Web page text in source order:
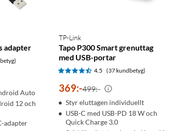
adapter
Auto
12 och
adapter
TP-Link
Tapo P300 Smart grenuttag
med USB-portar
4.5 (37 kundbetyg)
369:-499:-
Styr eluttagen individuellt
USB-C med USB-PD 18 W och
Quick Charge 3.0